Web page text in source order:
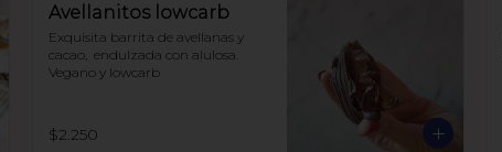
Avellanitos lowcarb
Exquisita barrita de avellanas y
cacao,  endulzada con alulosa.
Vegano y lowcarb
$2.250